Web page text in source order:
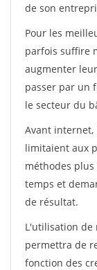
de son
Pour les
parfois suffire
augmenter
passer par un
le secteur du
Avant internet,
limitaient aux
méthodes
temps et
de résultat.
L'utilisation de
permettra de
fonction des